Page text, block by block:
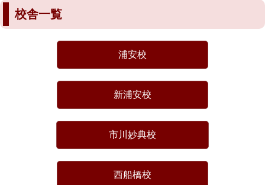
校舎一覧
浦安校
新浦安校
市川妙典校
西船橋校